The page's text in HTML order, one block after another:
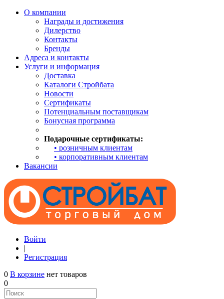
О компании
Награды и достижения
Дилерство
Контакты
Бренды
Адреса и контакты
Услуги и информация
Доставка
Каталоги Стройбата
Новости
Сертификаты
Потенциальным поставщикам
Бонусная программа
Подарочные сертификаты:
• розничным клиентам
• корпоративным клиентам
Вакансии
Войти
|
Регистрация
0 В корзине нет товаров
0